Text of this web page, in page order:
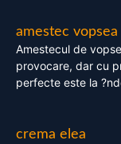
amestec vopsea
Amestecul de
provocare, dar cu
perfecte este la
crema elea